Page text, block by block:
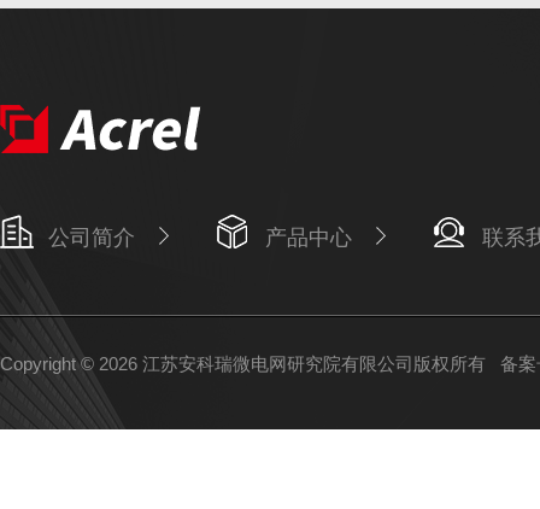
公司简介 产品中心 联系
Copyright © 2026 江苏安科瑞微电网研究院有限公司版权所有 备案